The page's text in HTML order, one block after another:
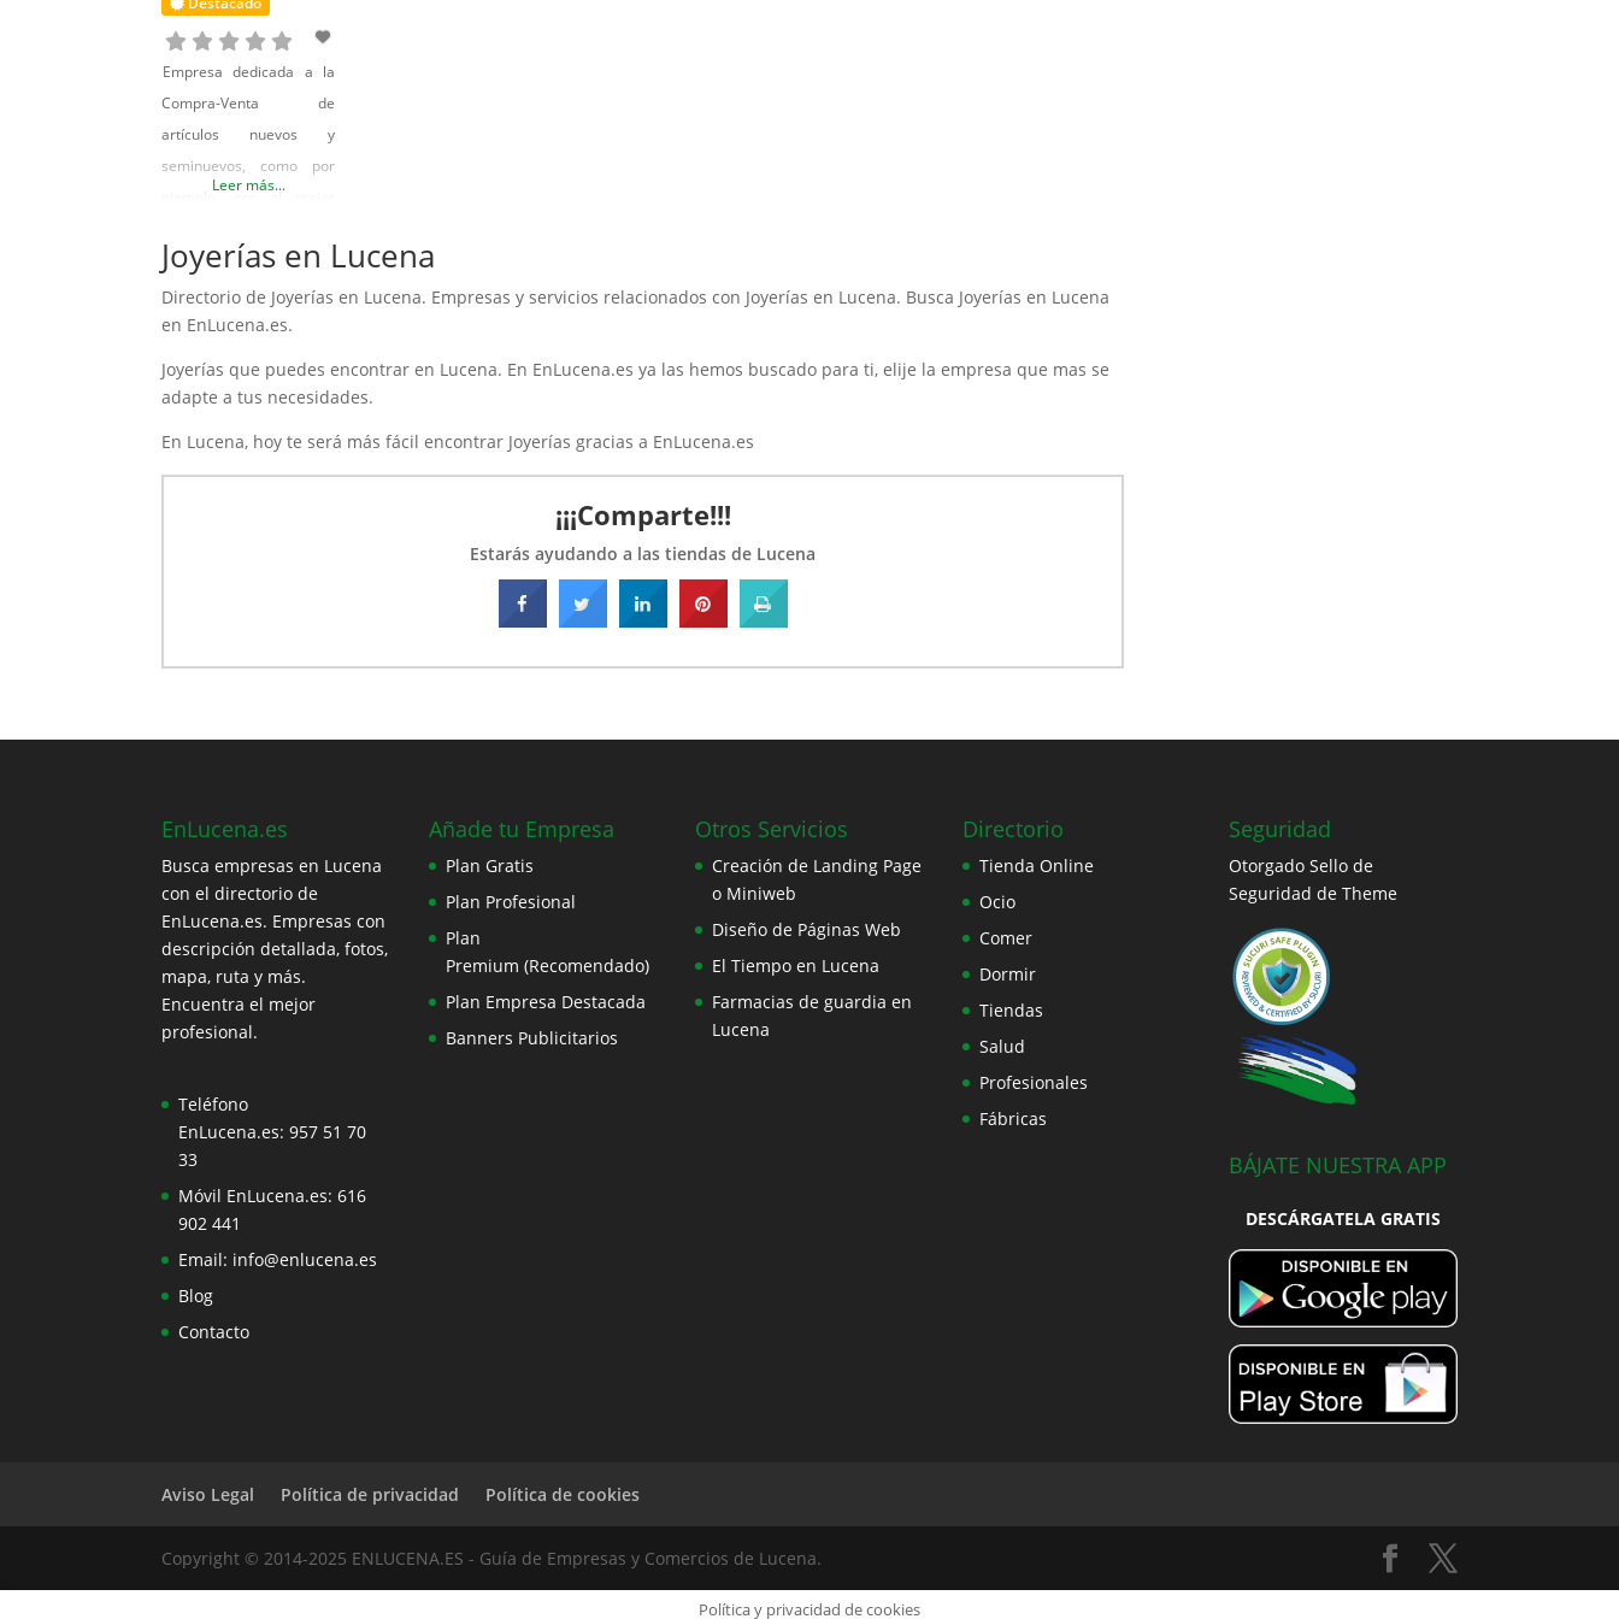
Empresa dedicada a la
Compra-Venta de
artículos nuevos y
seminuevos, como por
ejemplo, oro al mejor
de hogar como para
oficinas o comercial,
electrodomésticos,
imagen y sonido,
informática, etc… Un
gran bazar donde
jardín,
Leer más...
Joyerías en Lucena
Directorio de Joyerías en Lucena. Empresas y servicios relacionados con Joyerías en Lucena. Busca Joyerías en Lucena
en EnLucena.es.
Joyerías que puedes encontrar en Lucena. En EnLucena.es ya las hemos buscado para ti, elije la empresa que mas se
adapte a tus necesidades.
En Lucena, hoy te será más fácil encontrar Joyerías gracias a EnLucena.es
¡¡¡Comparte!!!
Estarás ayudando a las tiendas de Lucena
EnLucena.es
Busca empresas en Lucena
con el directorio de
EnLucena.es. Empresas con
descripción detallada, fotos,
mapa, ruta y más.
Encuentra el mejor
profesional.
Teléfono
EnLucena.es: 957 51 70
33
Móvil EnLucena.es:616
902 441
Email: info@enlucena.es
Blog
Contacto
Añade tu Empresa
Plan Gratis
Plan Profesional
Plan
Premium (Recomendado)
Plan Empresa Destacada
Banners Publicitarios
Otros Servicios
Creación de Landing Page
o Miniweb
Diseño de Páginas Web
El Tiempo en Lucena
Farmacias de guardia en
Lucena
Directorio
Tienda Online
Ocio
Comer
Dormir
Tiendas
Salud
Profesionales
Fábricas
Seguridad
Otorgado Sello de
Seguridad de Theme
BÁJATE NUESTRA APP
DESCÁRGATELA GRATIS
Aviso Legal Política de privacidad Política de cookies
Copyright © 2014-2025 ENLUCENA.ES - Guía de Empresas y Comercios de Lucena.
Política y privacidad de cookies